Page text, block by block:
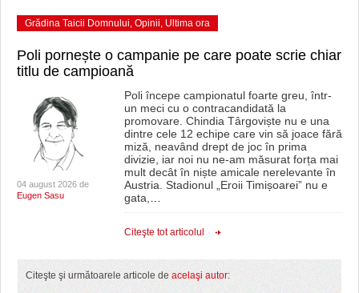
Grădina Taicii Domnului, Opinii, Ultima ora
Poli pornește o campanie pe care poate scrie chiar
titlu de campioană
04 august 2026 de
Eugen Sasu
Poli începe campionatul foarte greu, într-
un meci cu o contracandidată la
promovare. Chindia Târgoviște nu e una
dintre cele 12 echipe care vin să joace fără
miză, neavând drept de joc în prima
divizie, iar noi nu ne-am măsurat forța mai
mult decât în niște amicale nerelevante în
Austria. Stadionul „Eroii Timișoarei” nu e
gata,…
Citeşte tot articolul
Citeşte şi următoarele articole de acelaşi autor: